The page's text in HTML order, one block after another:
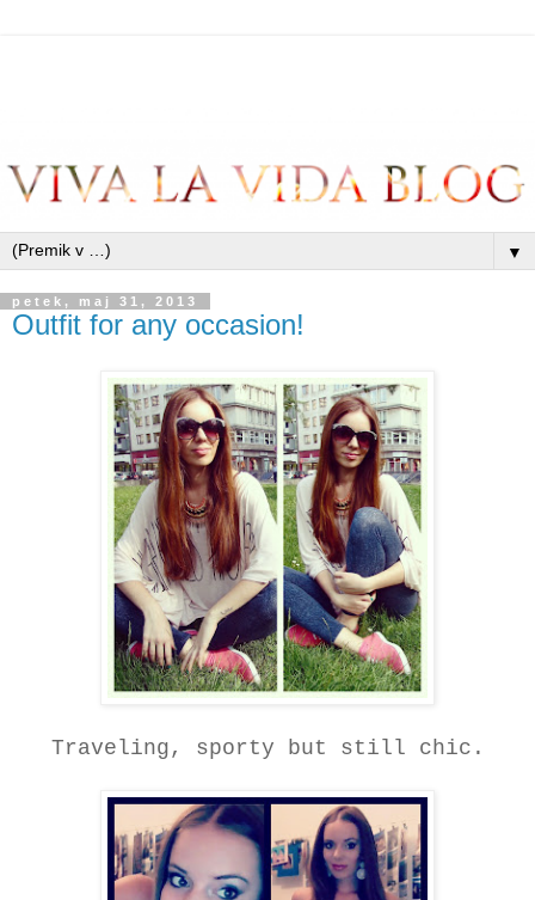
▼
petek, maj 31, 2013
Outfit for any occasion!
Traveling, sporty but still chic.